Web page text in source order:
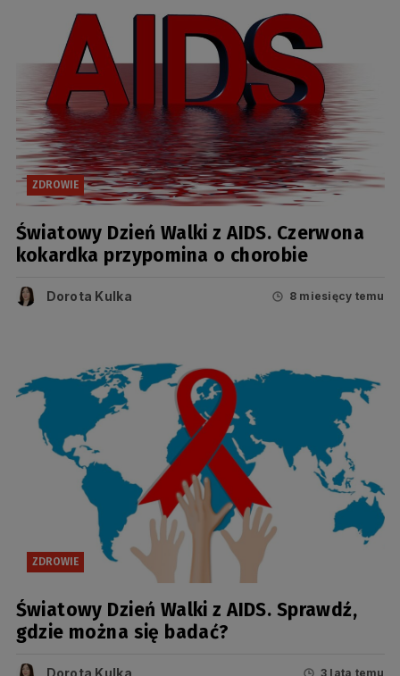
ZDROWIE
Światowy Dzień Walki z AIDS. Czerwona
kokardka przypomina o chorobie
Dorota Kulka 8 miesięcy temu
ZDROWIE
Światowy Dzień Walki z AIDS. Sprawdź,
gdzie można się badać?
Dorota Kulka 3 lata temu